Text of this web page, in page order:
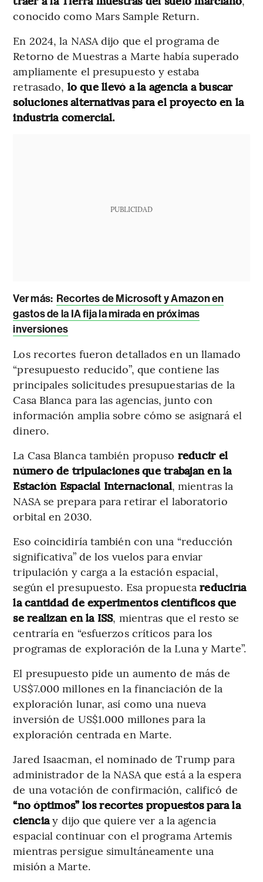
conocido como Mars Sample Return.
En 2024, la NASA dijo que el programa de
Retorno de Muestras a Marte había superado
ampliamente el presupuesto y estaba
retrasado, lo que llevó a la agencia a buscar
soluciones alternativas para el proyecto en la
industria comercial.
PUBLICIDAD
Ver más: Recortes de Microsoft y Amazon en
gastos de la IA fija la mirada en próximas
inversiones
Los recortes fueron detallados en un llamado
“presupuesto reducido”, que contiene las
principales solicitudes presupuestarias de la
Casa Blanca para las agencias, junto con
información amplia sobre cómo se asignará el
dinero.
La Casa Blanca también propuso reducir el
número de tripulaciones que trabajan en la
Estación Espacial Internacional, mientras la
NASA se prepara para retirar el laboratorio
orbital en 2030.
Eso coincidiría también con una “reducción
significativa” de los vuelos para enviar
tripulación y carga a la estación espacial,
según el presupuesto. Esa propuesta reduciría
la cantidad de experimentos científicos que
se realizan en la ISS, mientras que el resto se
centraría en “esfuerzos críticos para los
programas de exploración de la Luna y Marte”.
El presupuesto pide un aumento de más de
US$7.000 millones en la financiación de la
exploración lunar, así como una nueva
inversión de US$1.000 millones para la
exploración centrada en Marte.
Jared Isaacman, el nominado de Trump para
administrador de la NASA que está a la espera
de una votación de confirmación, calificó de
“no óptimos” los recortes propuestos para la
cienciay dijo que quiere ver a la agencia
espacial continuar con el programa Artemis
mientras persigue simultáneamente una
misión a Marte.